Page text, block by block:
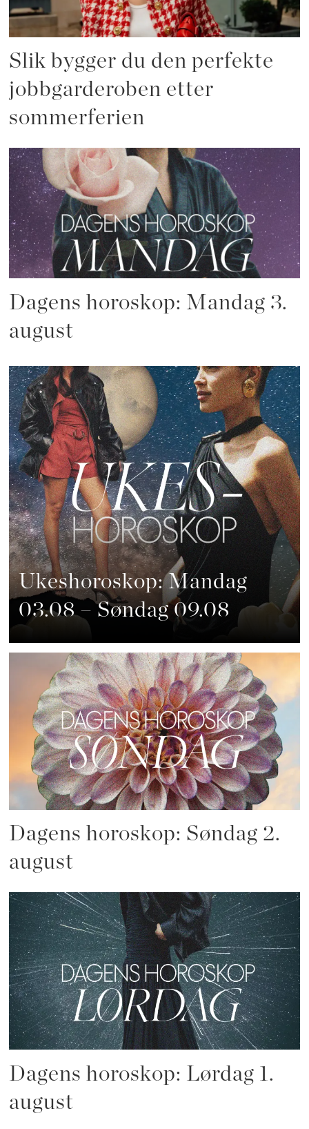
Slik bygger du den perfekte
jobbgarderoben etter
sommerferien
Dagens horoskop: Mandag 3.
august
Ukeshoroskop: Mandag
03.08 – Søndag 09.08
Dagens horoskop: Søndag 2.
august
Dagens horoskop: Lørdag 1.
august